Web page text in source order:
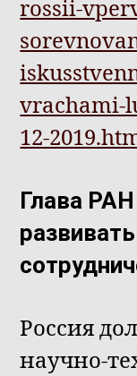
rossii-
vrachami-
12-
Глава
Россия
научно-